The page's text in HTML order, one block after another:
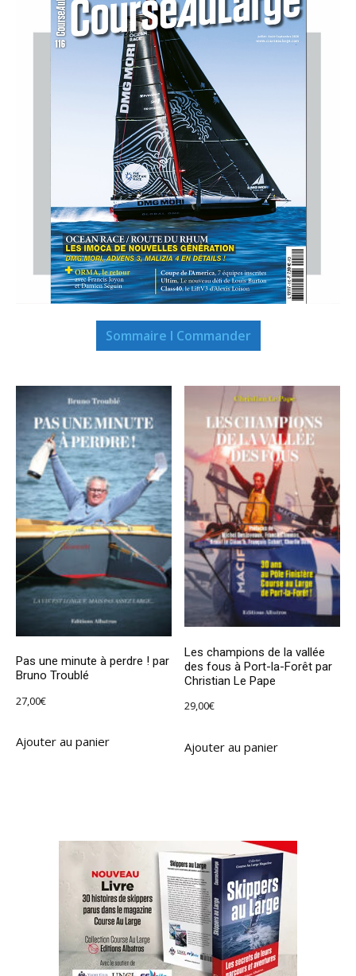
Sommaire I Commander
Pas une minute à perdre ! par
Bruno Troublé
27,00€
Ajouter au panier
Les champions de la vallée
des fous à Port-la-Forêt par
Christian Le Pape
29,00€
Ajouter au panier